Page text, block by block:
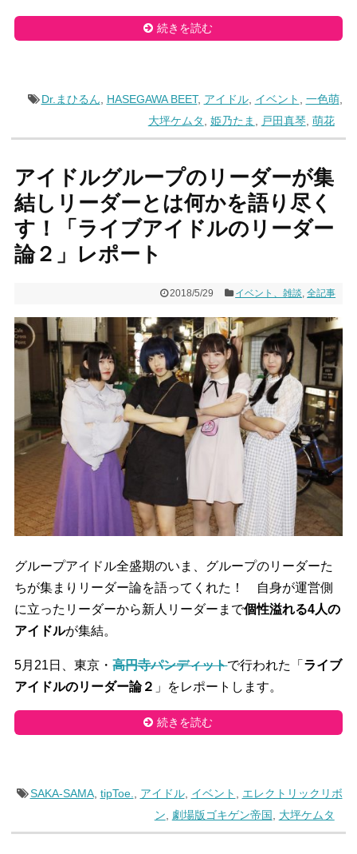
続きを読む
Dr.まひるん HASEGAWA BEET, アイドル, イベント 一色萌,
大坪ケムタ
姫乃たま 戸田真琴 萌花
アイドルグループのリーダーが集
結しリーダーとは何かを語り尽く
す！「ライブアイドルのリーダー
論２」レポート
2018/5/29 イベント、雑談,全記事
グループアイドル全盛期のいま、グループのリーダーた
ちが集まりリーダー論を語ってくれた！ 自身が運営側
に立ったリーダーから新人リーダーまで個性溢れる4人の
アイドルが集結。
5月21日、東京・高円寺パンディットで行われた「 ライブ
アイドルのリーダー論２ 」をレポートします。
続きを読む
SAKA-SAMA, tipToe. アイドル, イベント
エレクトリックリボ
ン
劇場版ゴキゲン帝国 大坪ケムタ